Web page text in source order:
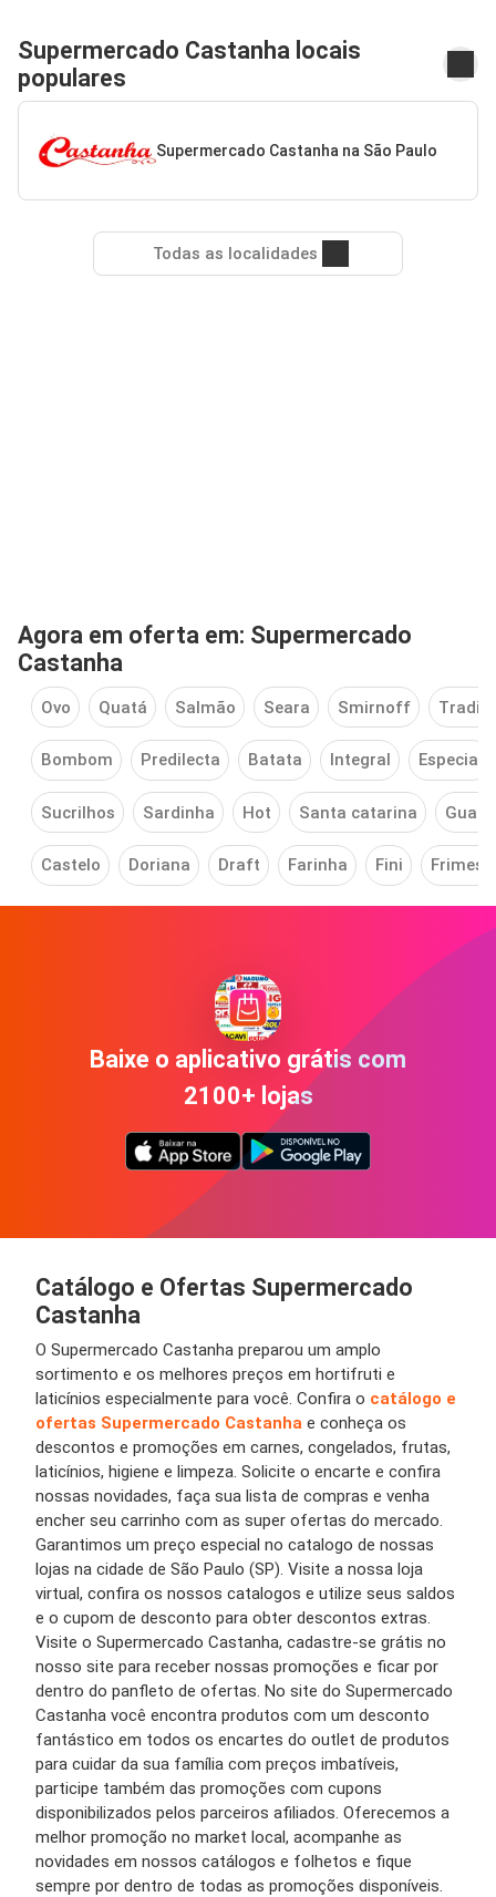
Supermercado Castanha locais
populares
Supermercado Castanha na São Paulo
Todas as localidades
Agora em oferta em: Supermercado
Castanha
Ovo Quatá Salmão Seara Smirnoff
Bombom Predilecta Batata Integral Especial
Sucrilhos Sardinha Hot Santa catarina
Castelo Doriana Draft Farinha Fini Frimesa
Baixe o aplicativo grátis com
2100+ lojas
Catálogo e Ofertas Supermercado
Castanha
O Supermercado Castanha preparou um amplo
sortimento e os melhores preços em hortifruti e
laticínios especialmente para você. Confira o catálogo e
ofertas Supermercado Castanha e conheça os
descontos e promoções em carnes, congelados, frutas,
laticínios, higiene e limpeza. Solicite o encarte e confira
nossas novidades, faça sua lista de compras e venha
encher seu carrinho com as super ofertas do mercado.
Garantimos um preço especial no catalogo de nossas
lojas na cidade de São Paulo (SP). Visite a nossa loja
virtual, confira os nossos catalogos e utilize seus saldos
e o cupom de desconto para obter descontos extras.
Visite o Supermercado Castanha, cadastre-se grátis no
nosso site para receber nossas promoções e ficar por
dentro do panfleto de ofertas. No site do Supermercado
Castanha você encontra produtos com um desconto
fantástico em todos os encartes do outlet de produtos
para cuidar da sua família com preços imbatíveis,
participe também das promoções com cupons
disponibilizados pelos parceiros afiliados. Oferecemos a
melhor promoção no market local, acompanhe as
novidades em nossos catálogos e folhetos e fique
sempre por dentro de todas as promoções disponíveis.